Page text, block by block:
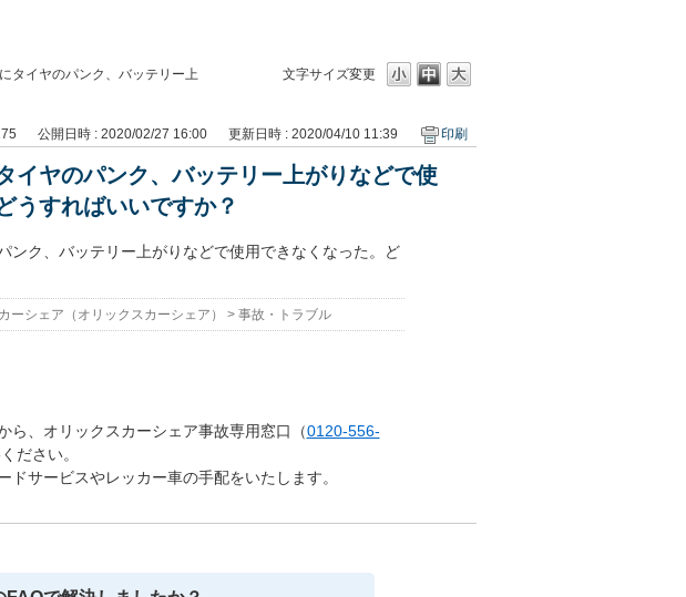
文字サイズ変更
タイヤのパンク、バッテリー上
公開日時 : 2020/02/27 16:00 更新日時 : 2020/04/10 11:39 印刷
イヤのパンク、バッテリー上がりなどで使
うすればいいですか？
ンク、バッテリー上がりなどで使用できなくなった。ど
カーシェア（オリックスカーシェア） > 事故・トラブル
ら、オリックスカーシェア事故専用窓口（0120-556-
ださい。
ドサービスやレッカー車の手配をいたします。